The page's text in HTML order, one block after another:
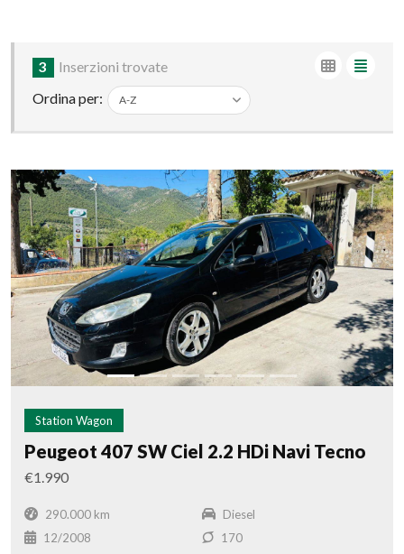
3
Inserzioni trovate
Ordina per:
Station Wagon
Peugeot 407 SW Ciel 2.2 HDi Navi Tecno
€1.990
290.000 km
Diesel
12/2008
170